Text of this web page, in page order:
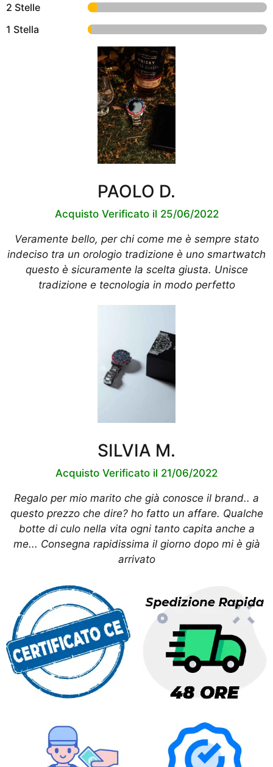
2 Stelle
1 Stella
PAOLO D.
Acquisto Verificato il 25/06/2022
Veramente bello, per chi come me è sempre stato
indeciso tra un orologio tradizione è uno smartwatch
questo è sicuramente la scelta giusta. Unisce
tradizione e tecnologia in modo perfetto
SILVIA M.
Acquisto Verificato il 21/06/2022
Regalo per mio marito che già conosce il brand.. a
questo prezzo che dire? ho fatto un affare. Qualche
botte di culo nella vita ogni tanto capita anche a
me... Consegna rapidissima il giorno dopo mi è già
arrivato